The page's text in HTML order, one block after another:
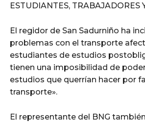
ESTUDIANTES, TRABAJADORES
El regidor de San Sadurniño ha
problemas con el transporte
estudiantes de estudios
tienen una imposibilidad de
estudios que querrían hacer por
transporte».
El representante del BNG